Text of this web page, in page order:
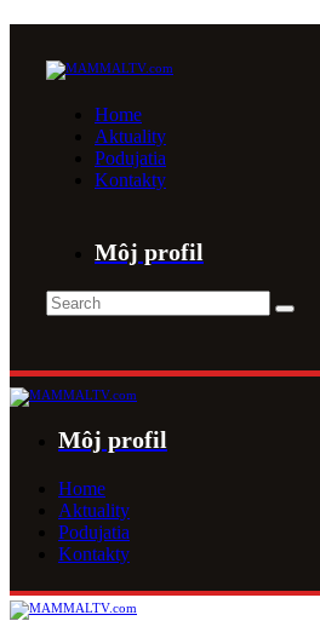
Home
Aktuality
Podujatia
Kontakty
Môj profil
Môj profil
Home
Aktuality
Podujatia
Kontakty